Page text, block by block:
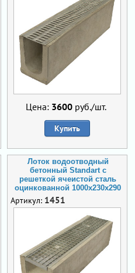
Цена: 3600руб./шт.
Купить
Лоток водоотводный
бетонный Standart с
решеткой ячеистой сталь
оцинкованной 1000x230x290
Артикул: 1451